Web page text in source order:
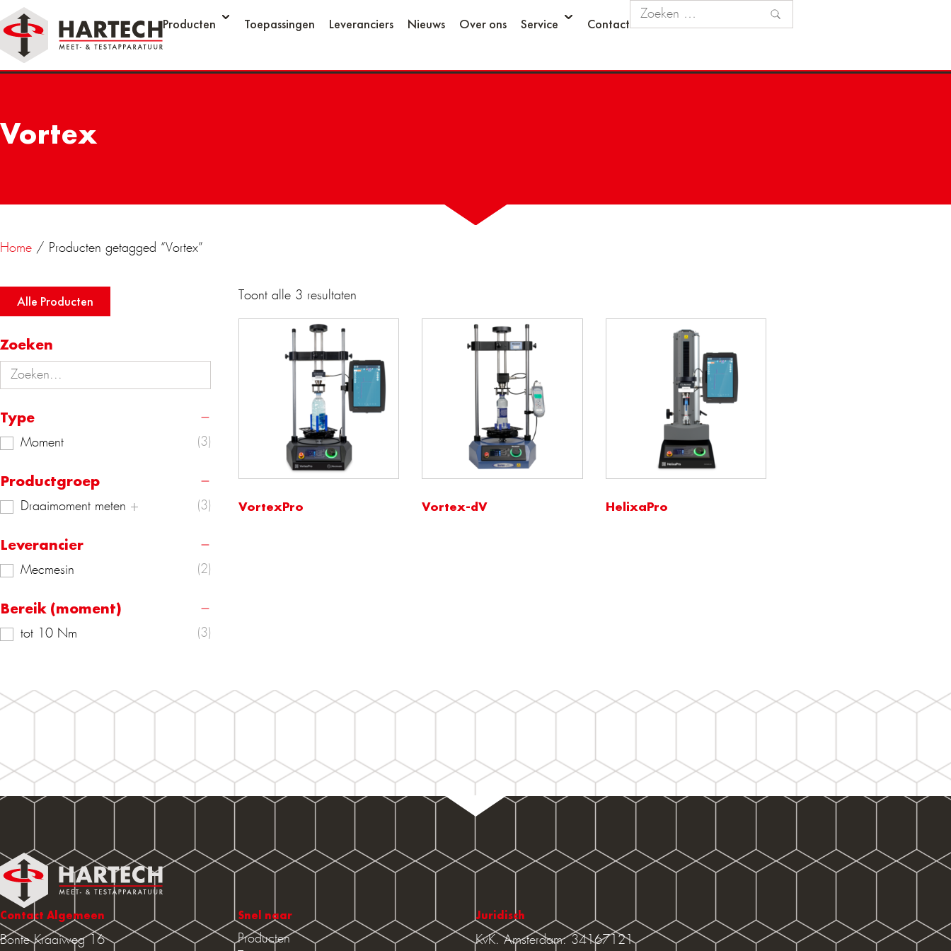
Producten Toepassingen Leveranciers Nieuws Over ons Service Contact
Vortex
Home / Producten getagged “Vortex”
Alle Producten
Zoeken
Type
Moment (3)
Productgroep
Draaimoment meten (3)
Leverancier
Mecmesin (2)
Bereik (moment)
tot 10 Nm (3)
Toont alle 3 resultaten
VortexPro Vortex-dV HelixaPro
Contact Algemeen
Bonte Kraaiweg 16
Snel naar
Producten
Juridisch
KvK. Amsterdam: 34167121